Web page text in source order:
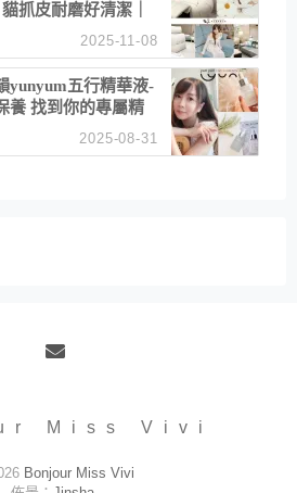
抓皮耐磨好清潔｜
高CP值打造夢想
2025-11-08
yunyum五行精華液-
養 找到你的專屬精
潤・賦精華」維持
2025-08-31
Miss Vivi
Bonjour Miss Vivi